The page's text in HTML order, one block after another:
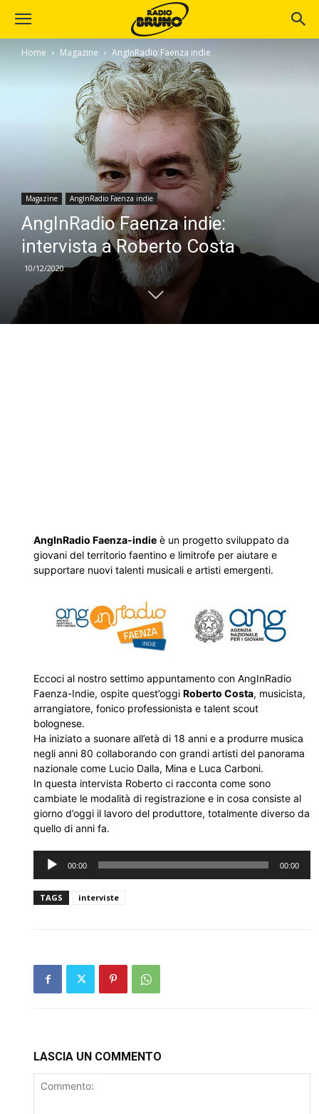
Home Magazine AngInRadio Faenza indie
Magazine AngInRadio Faenza indie
AngInRadio Faenza indie:
intervista a Roberto Costa
10/12/2020
AngInRadio Faenza-indie è un progetto sviluppato da
giovani del territorio faentino e limitrofe per aiutare e
supportare nuovi talenti musicali e artisti emergenti.
Eccoci al nostro settimo appuntamento con AngInRadio
Faenza-Indie, ospite quest’oggi Roberto Costa, musicista,
arrangiatore, fonico professionista e talent scout
bolognese.
Ha iniziato a suonare all’età di 18 anni e a produrre musica
negli anni 80 collaborando con grandi artisti del panorama
nazionale come Lucio Dalla, Mina e Luca Carboni.
In questa intervista Roberto ci racconta come sono
cambiate le modalità di registrazione e in cosa consiste al
giorno d’oggi il lavoro del produttore, totalmente diverso da
quello di anni fa.
Audio
Player
00:00 00:00
TAGS interviste
LASCIA UN COMMENTO